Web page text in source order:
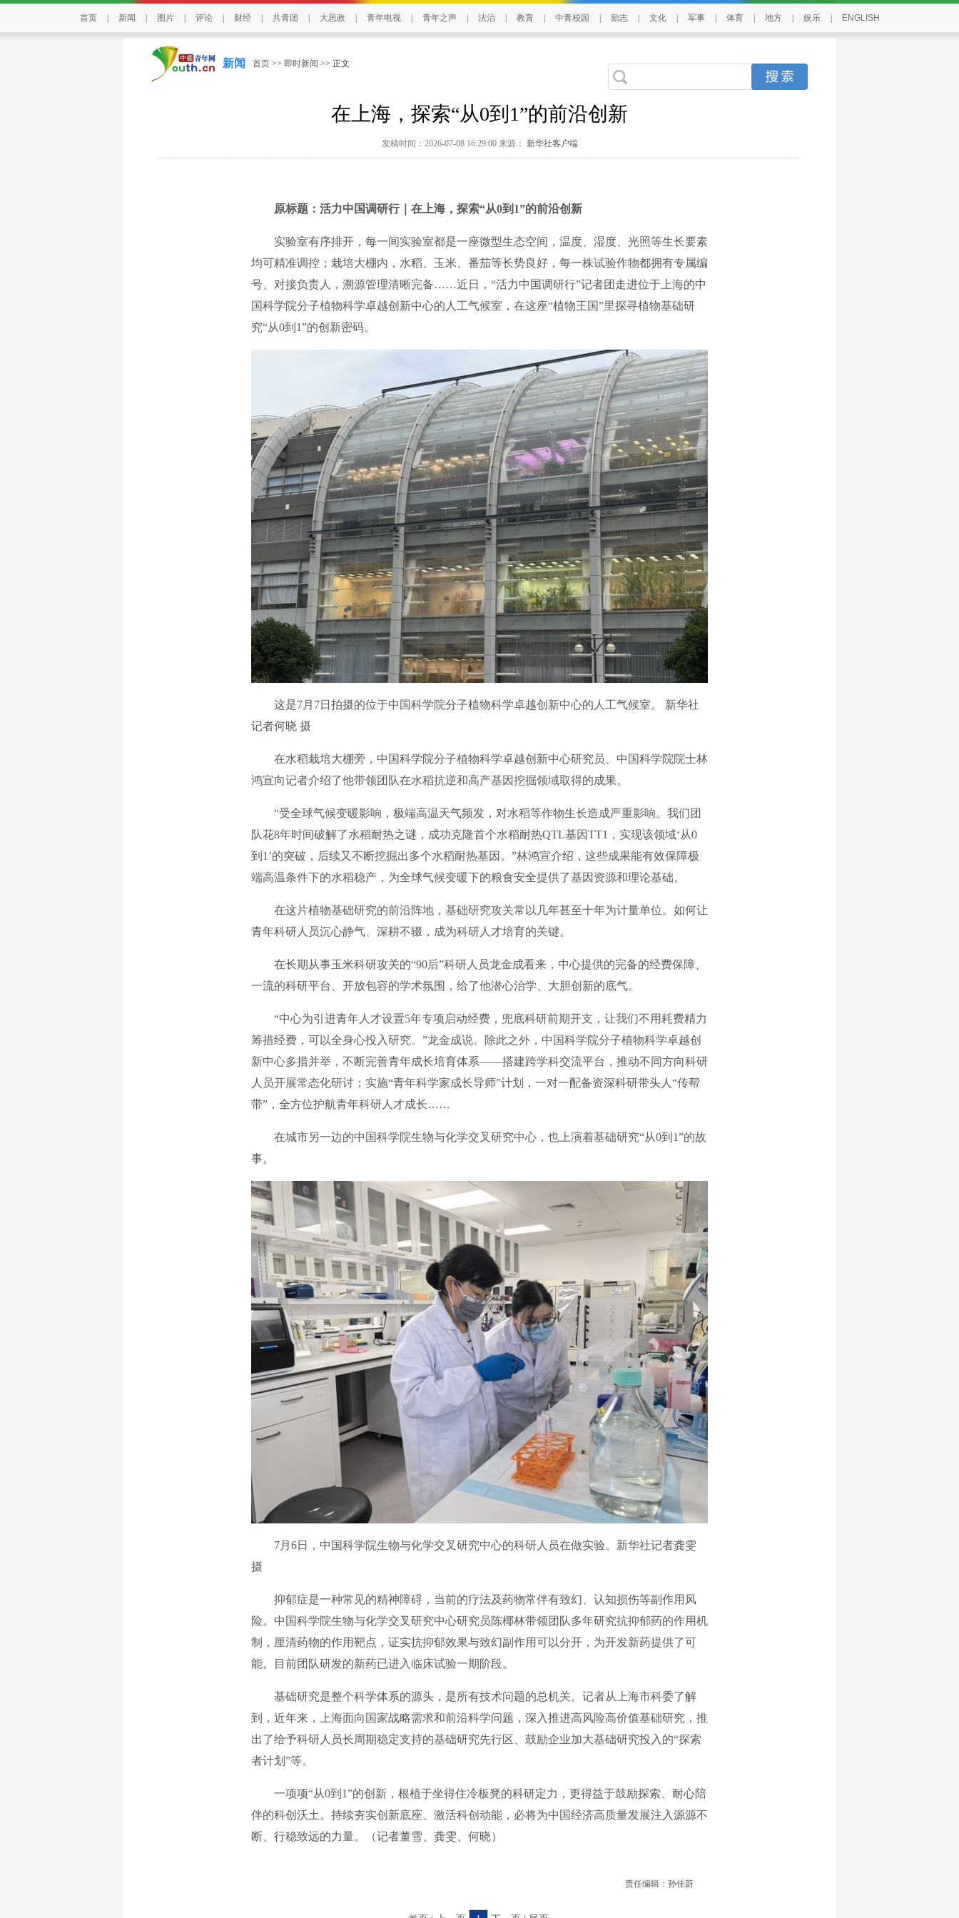
首页 新闻 图片 评论 财经 共青团 大思政 青年电视 青年之声 法治 教育 中青校园 励志 文化 军事 体育 地方 娱乐 ENGLISH
新闻 首页 >> 即时新闻 >> 正文
在上海，探索“从0到1”的前沿创新
发稿时间：2026-07-08 16:29:00 来源： 新华社客户端
原标题：活力中国调研行｜在上海，探索“从0到1”的前沿创新
实验室有序排开，每一间实验室都是一座微型生态空间，温度、湿度、光照等生长要素
均可精准调控；栽培大棚内，水稻、玉米、番茄等长势良好，每一株试验作物都拥有专属编
号、对接负责人，溯源管理清晰完备……近日，“活力中国调研行”记者团走进位于上海的中
国科学院分子植物科学卓越创新中心的人工气候室，在这座“植物王国”里探寻植物基础研
究“从0到1”的创新密码。
这是7月7日拍摄的位于中国科学院分子植物科学卓越创新中心的人工气候室。 新华社
记者何晓 摄
在水稻栽培大棚旁，中国科学院分子植物科学卓越创新中心研究员、中国科学院院士林
鸿宣向记者介绍了他带领团队在水稻抗逆和高产基因挖掘领域取得的成果。
“受全球气候变暖影响，极端高温天气频发，对水稻等作物生长造成严重影响。我们团
队花8年时间破解了水稻耐热之谜，成功克隆首个水稻耐热QTL基因TT1，实现该领域‘从0
到1’的突破，后续又不断挖掘出多个水稻耐热基因。”林鸿宣介绍，这些成果能有效保障极
端高温条件下的水稻稳产，为全球气候变暖下的粮食安全提供了基因资源和理论基础。
在这片植物基础研究的前沿阵地，基础研究攻关常以几年甚至十年为计量单位。如何让
青年科研人员沉心静气、深耕不辍，成为科研人才培育的关键。
在长期从事玉米科研攻关的“90后”科研人员龙金成看来，中心提供的完备的经费保障、
一流的科研平台、开放包容的学术氛围，给了他潜心治学、大胆创新的底气。
“中心为引进青年人才设置5年专项启动经费，兜底科研前期开支，让我们不用耗费精力
筹措经费，可以全身心投入研究。”龙金成说。除此之外，中国科学院分子植物科学卓越创
新中心多措并举，不断完善青年成长培育体系——搭建跨学科交流平台，推动不同方向科研
人员开展常态化研讨；实施“青年科学家成长导师”计划，一对一配备资深科研带头人“传帮
带”，全方位护航青年科研人才成长……
在城市另一边的中国科学院生物与化学交叉研究中心，也上演着基础研究“从0到1”的故
事。
7月6日，中国科学院生物与化学交叉研究中心的科研人员在做实验。新华社记者龚雯
摄
抑郁症是一种常见的精神障碍，当前的疗法及药物常伴有致幻、认知损伤等副作用风
险。中国科学院生物与化学交叉研究中心研究员陈椰林带领团队多年研究抗抑郁药的作用机
制，厘清药物的作用靶点，证实抗抑郁效果与致幻副作用可以分开，为开发新药提供了可
能。目前团队研发的新药已进入临床试验一期阶段。
基础研究是整个科学体系的源头，是所有技术问题的总机关。记者从上海市科委了解
到，近年来，上海面向国家战略需求和前沿科学问题，深入推进高风险高价值基础研究，推
出了给予科研人员长周期稳定支持的基础研究先行区、鼓励企业加大基础研究投入的“探索
者计划”等。
一项项“从0到1”的创新，根植于坐得住冷板凳的科研定力，更得益于鼓励探索、耐心陪
伴的科创沃土。持续夯实创新底座、激活科创动能，必将为中国经济高质量发展注入源源不
断、行稳致远的力量。（记者董雪、龚雯、何晓）
责任编辑：孙佳蔚